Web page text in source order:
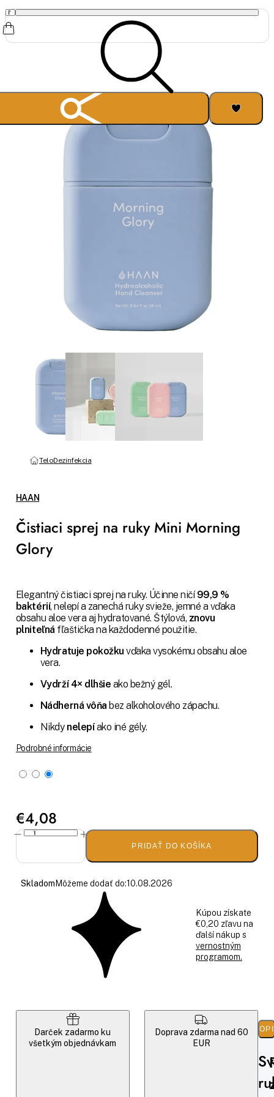
TeloDezinfekcia
HAAN
Čistiaci sprej na ruky Mini Morning
Glory
Elegantný čistiaci sprej na ruky. Účinne ničí99,9 %
baktérií, nelepí a zanechá ruky svieže, jemné a vďaka
obsahu aloe vera aj hydratované. Štýlová, znovu
plniteľná fľaštička na každodenné použitie.
Hydratuje pokožku vďaka vysokému obsahu aloe
vera.
Vydrží 4× dlhšie ako bežný gél.
Nádherná vôňa bez alkoholového zápachu.
Nikdy nelepíako iné gély.
Podrobné informácie
€4,08
PRIDAŤ DO KOŠÍKA
Skladom Môžeme dodať do:10.08.2026
Kúpou získate
€0,20 zľavu na
ďalší nákup s
vernostným
programom.
Darček zadarmo ku
všetkým objednávkam
Doprava zdarma nad 60
EUR